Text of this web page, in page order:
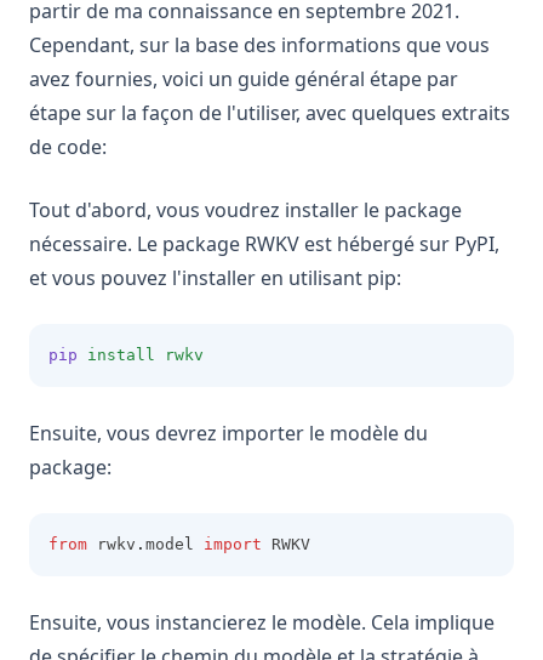
partir de ma connaissance en septembre 2021.
Cependant, sur la base des informations que vous
avez fournies, voici un guide général étape par
étape sur la façon de l'utiliser, avec quelques extraits
de code:
Tout d'abord, vous voudrez installer le package
nécessaire. Le package RWKV est hébergé sur PyPI,
et vous pouvez l'installer en utilisant pip:
pip install rwkv
Ensuite, vous devrez importer le modèle du
package:
from rwkv . model import RWKV
Ensuite, vous instancierez le modèle. Cela implique